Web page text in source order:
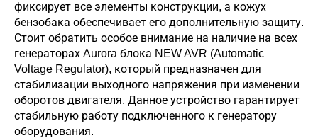
фиксирует все элементы конструкции, а кожух
бензобака обеспечивает его дополнительную защиту.
Стоит обратить особое внимание на наличие на всех
генераторах Aurora блока NEW AVR (Automatic
Voltage Regulator), который предназначен для
стабилизации выходного напряжения при изменении
оборотов двигателя. Данное устройство гарантирует
стабильную работу подключенного к генератору
оборудования.